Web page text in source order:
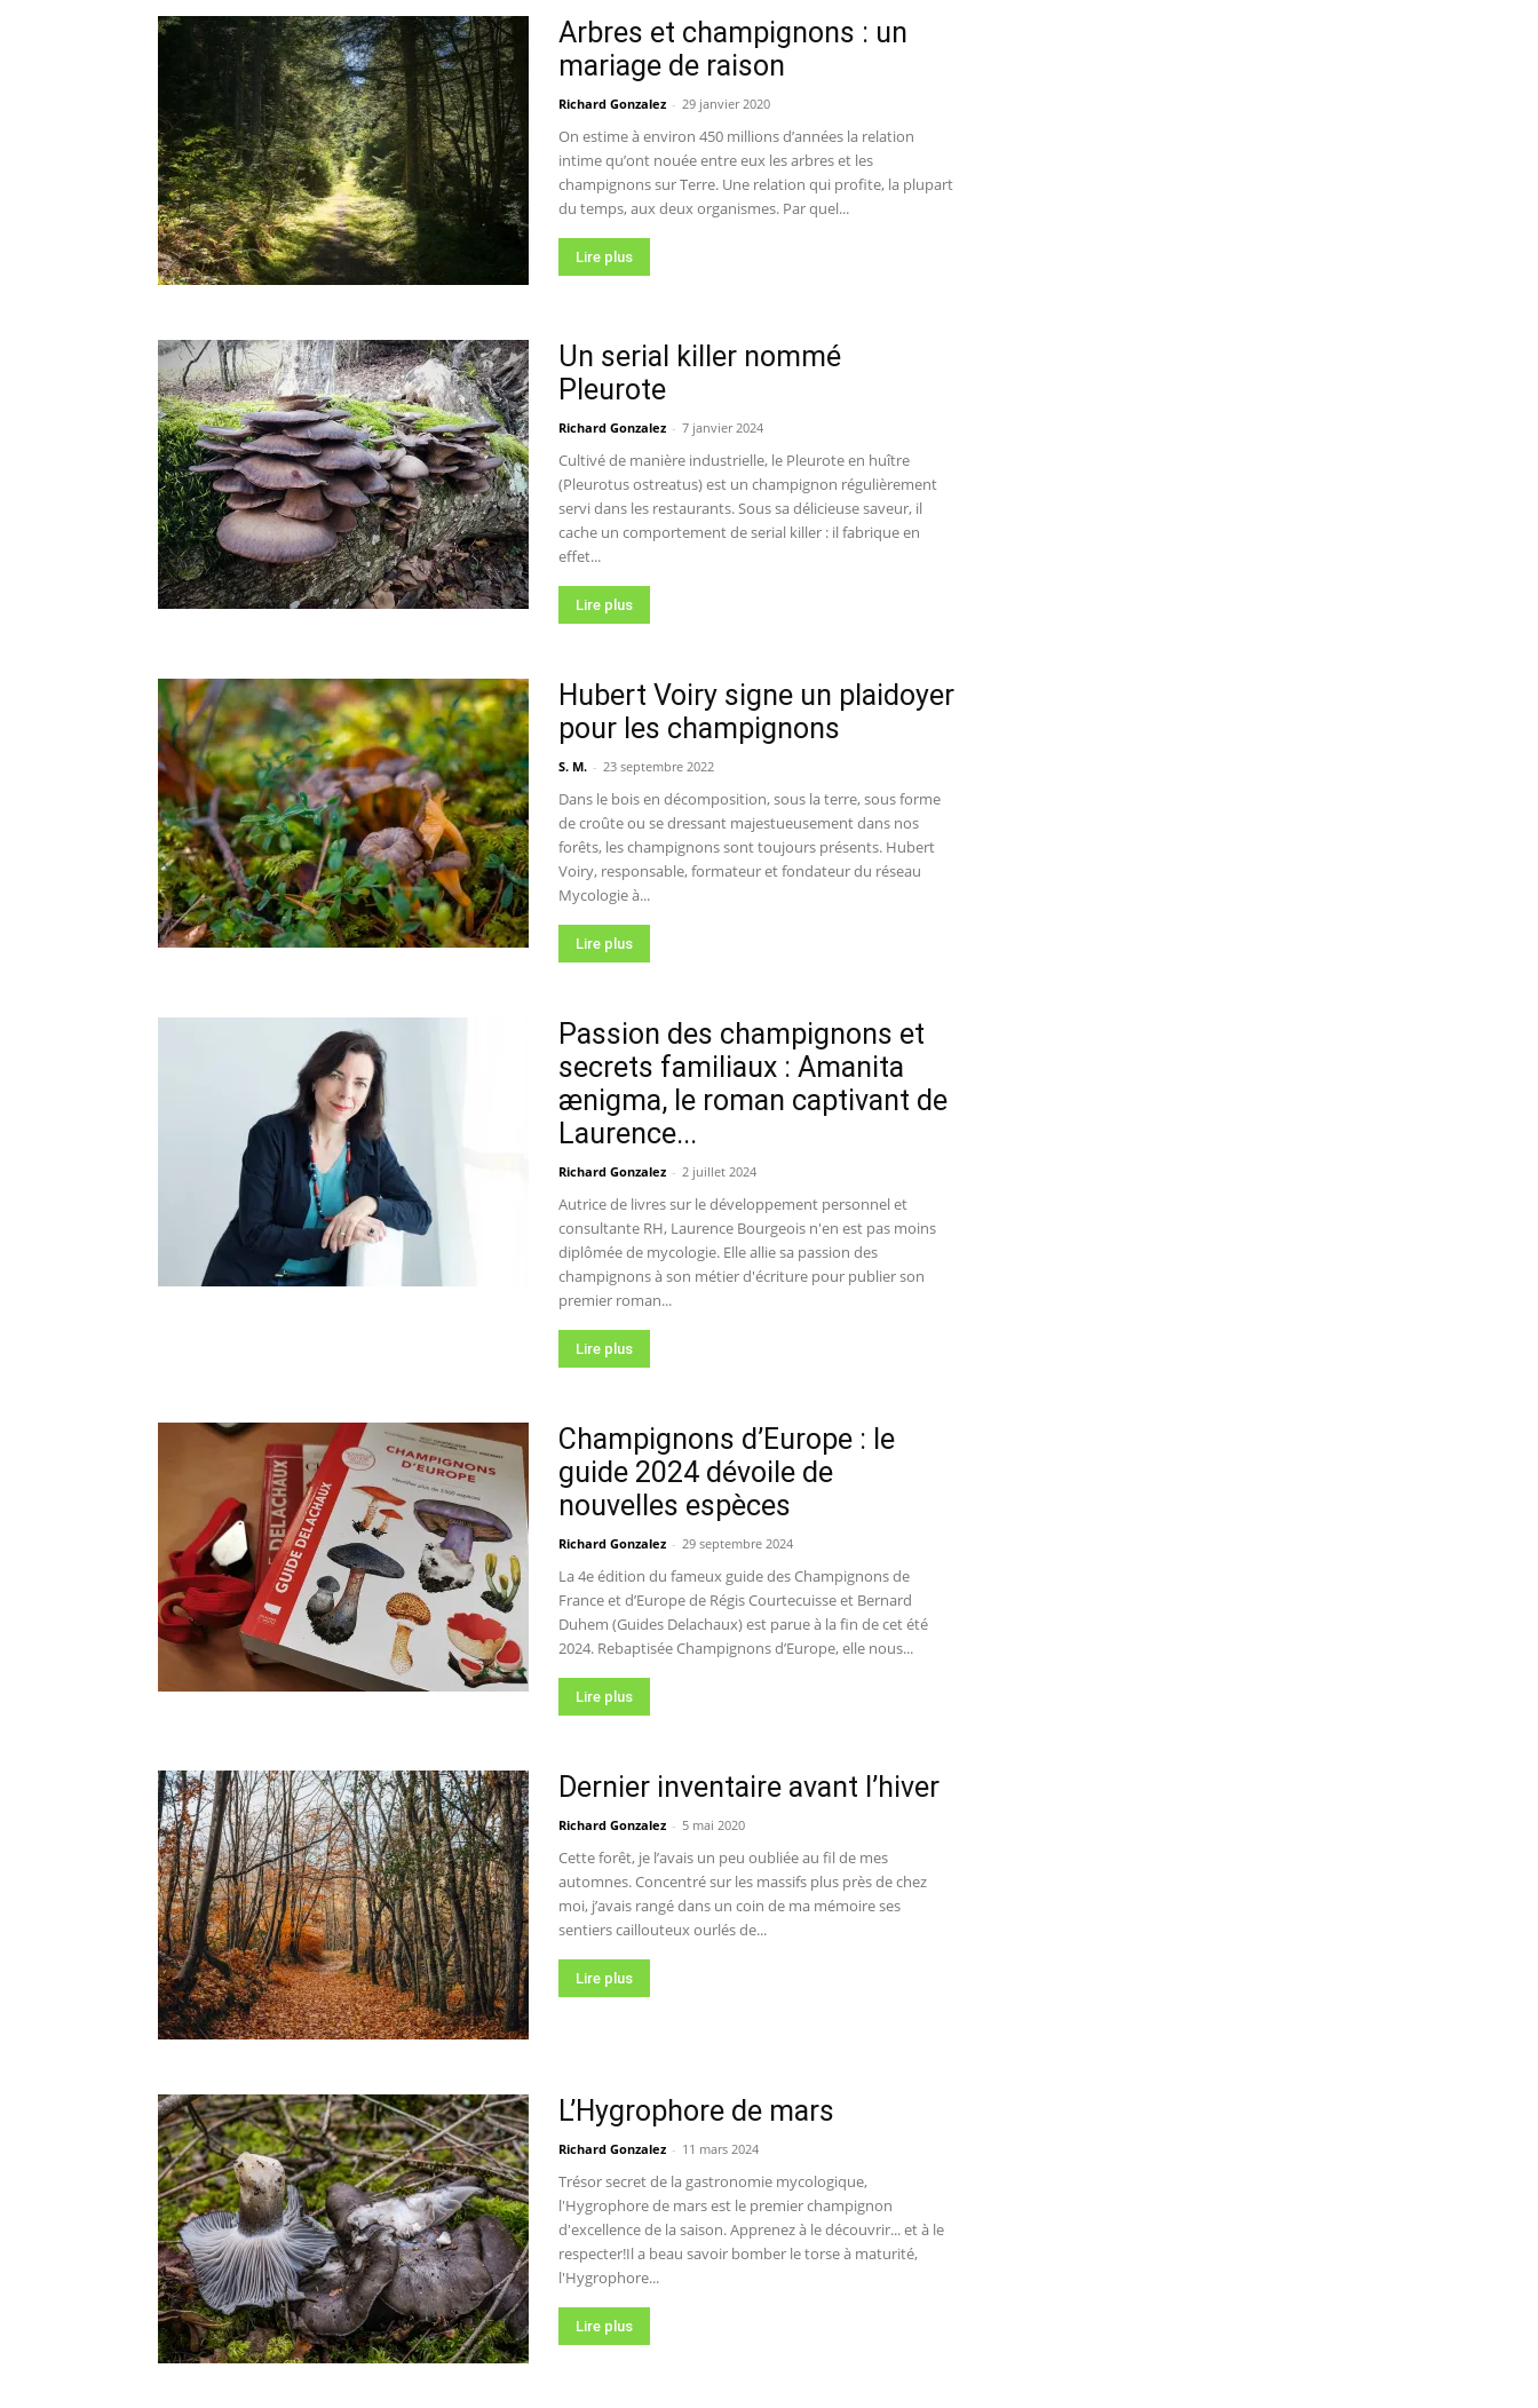
Arbres et champignons : un
mariage de raison
Richard Gonzalez - 29 janvier 2020
On estime à environ 450 millions d’années la relation
intime qu’ont nouée entre eux les arbres et les
champignons sur Terre. Une relation qui profite, la plupart
du temps, aux deux organismes. Par quel...
Lire plus
Un serial killer nommé
Pleurote
Richard Gonzalez - 7 janvier 2024
Cultivé de manière industrielle, le Pleurote en huître
(Pleurotus ostreatus) est un champignon régulièrement
servi dans les restaurants. Sous sa délicieuse saveur, il
cache un comportement de serial killer : il fabrique en
effet...
Lire plus
Hubert Voiry signe un plaidoyer
pour les champignons
S. M. - 23 septembre 2022
Dans le bois en décomposition, sous la terre, sous forme
de croûte ou se dressant majestueusement dans nos
forêts, les champignons sont toujours présents. Hubert
Voiry, responsable, formateur et fondateur du réseau
Mycologie à...
Lire plus
Passion des champignons et
secrets familiaux : Amanita
ænigma, le roman captivant de
Laurence...
Richard Gonzalez - 2 juillet 2024
Autrice de livres sur le développement personnel et
consultante RH, Laurence Bourgeois n'en est pas moins
diplômée de mycologie. Elle allie sa passion des
champignons à son métier d'écriture pour publier son
premier roman...
Lire plus
Champignons d’Europe : le
guide 2024 dévoile de
nouvelles espèces
Richard Gonzalez - 29 septembre 2024
La 4e édition du fameux guide des Champignons de
France et d’Europe de Régis Courtecuisse et Bernard
Duhem (Guides Delachaux) est parue à la fin de cet été
2024. Rebaptisée Champignons d’Europe, elle nous...
Lire plus
Dernier inventaire avant l’hiver
Richard Gonzalez - 5 mai 2020
Cette forêt, je l’avais un peu oubliée au fil de mes
automnes. Concentré sur les massifs plus près de chez
moi, j’avais rangé dans un coin de ma mémoire ses
sentiers caillouteux ourlés de...
Lire plus
L’Hygrophore de mars
Richard Gonzalez - 11 mars 2024
Trésor secret de la gastronomie mycologique,
l'Hygrophore de mars est le premier champignon
d'excellence de la saison. Apprenez à le découvrir... et à le
respecter!Il a beau savoir bomber le torse à maturité,
l'Hygrophore...
Lire plus